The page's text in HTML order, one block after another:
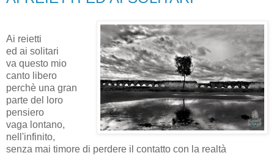
Ai reietti
ed ai solitari
va questo mio
canto libero
perchè una gran
parte del loro
pensiero
vaga lontano,
nell'infinito,
senza mai timore di perdere il contatto con la realtà